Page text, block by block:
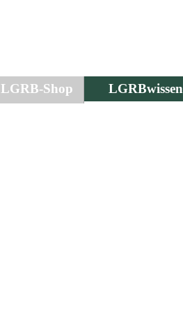
LGRB-Shop LGRBwissen